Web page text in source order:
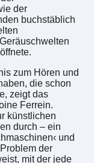
der
buchstäblich
zum Hören und
die schon
zeigt das
Ferrein.
künstlichen
durch – ein
und
der
mit der jede